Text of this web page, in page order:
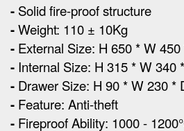
- Solid fire-proof structure
-Weight: 110 ± 10Kg
- External Size: H 650 * W
- Internal Size: H 315 * W 340
- Drawer Size: H 90 * W 230 *
- Feature: Anti-theft
- Fireproof Ability: 1000 -